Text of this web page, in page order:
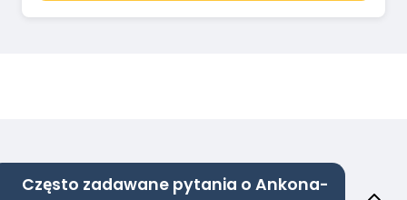
Często zadawane pytania o Ankona-